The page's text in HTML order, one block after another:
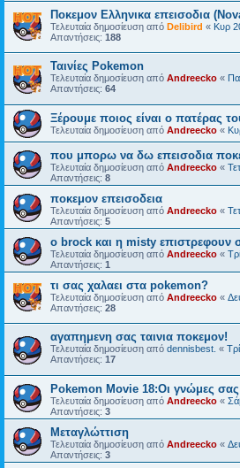
Ποκεμον Ελληνικα επεισοδια
Τελευταία δημοσίευση από Delibird « Κυρ
Απαντήσεις: 188
Ταινίες Pokemon
Τελευταία δημοσίευση από Andreecko «
Απαντήσεις: 64
Ξέρουμε ποιος είναι ο πατέρας
Τελευταία δημοσίευση από Andreecko «
που μπορω να δω επεισοδια
Τελευταία δημοσίευση από Andreecko «
Απαντήσεις: 8
ποκεμον επεισοδεια
Τελευταία δημοσίευση από Andreecko «
Απαντήσεις: 5
ο brock και η misty επιστρεφουν
Τελευταία δημοσίευση από Andreecko «
Απαντήσεις: 1
τι σας χαλαει στα pokemon?
Τελευταία δημοσίευση από Andreecko «
Απαντήσεις: 28
αγαπημενη σας ταινια ποκεμον!
Τελευταία δημοσίευση από dennisbest. «
Απαντήσεις: 17
Pokemon Movie 18:Οι γνώμες
Τελευταία δημοσίευση από Andreecko «
Απαντήσεις: 3
Μεταγλώττιση
Τελευταία δημοσίευση από Andreecko «
Απαντήσεις: 3